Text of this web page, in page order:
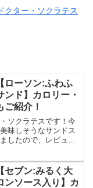
ドクター・ソクラテス
ローソン:ふわふ
ンド】カロリー・
ご紹介！
ソクラテスです！今
味しそうなサンドス
したので、レビュー
カスタードクリーム
い甘さ...
セブン:みるく大
ソース入り】カ